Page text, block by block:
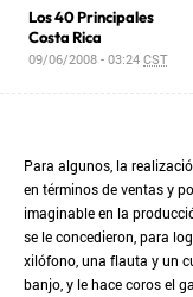
Los 40 Principales
Costa Rica
09/06/2008 - 03:24CST
Para algunos, la
en términos de ventas y
imaginable en la
se le concedieron, para
xilófono, una flauta y un
banjo, y le hace coros el